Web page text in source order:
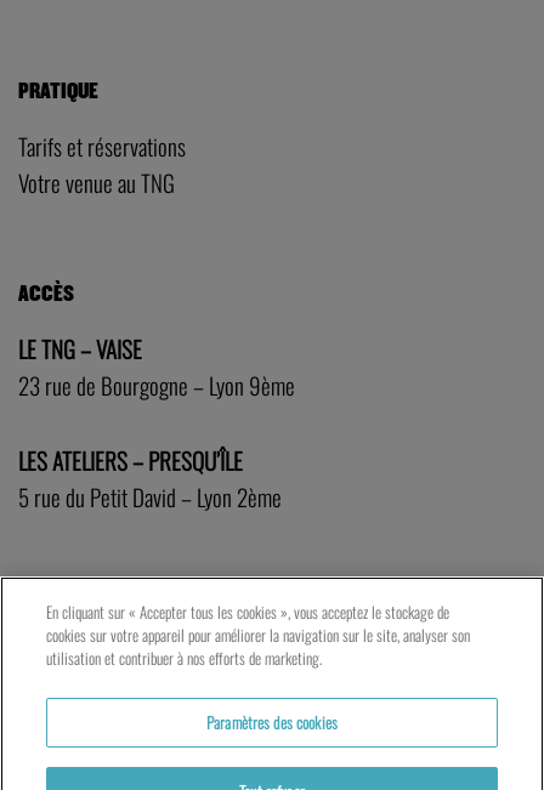
PRATIQUE
Tarifs et réservations
Votre venue au TNG
ACCÈS
LE TNG – VAISE
23 rue de Bourgogne – Lyon 9ème
LES ATELIERS – PRESQU’ÎLE
5 rue du Petit David – Lyon 2ème
En cliquant sur « Accepter tous les cookies », vous acceptez le stockage de
cookies sur votre appareil pour améliorer la navigation sur le site, analyser son
utilisation et contribuer à nos efforts de marketing.
Paramètres des cookies